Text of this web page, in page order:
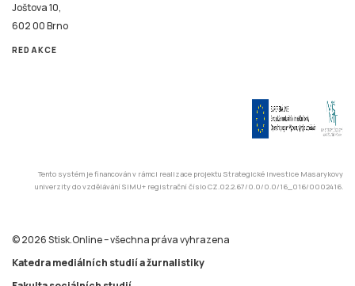
Joštova 10,
602 00 Brno
REDAKCE
Tento systém je financován v rámci realizace projektu Strategické investice Masarykovy
univerzity do vzdělávání SIMU+ registrační číslo CZ.02.2.67/0.0/0.0/16_016/0002416.
© 2026 Stisk.Online – všechna práva vyhrazena
Katedra mediálních studií a žurnalistiky